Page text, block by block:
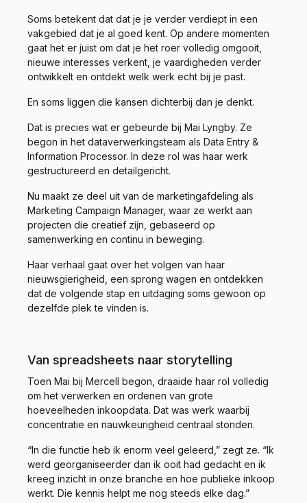
Soms betekent dat dat je je verder verdiept in een
vakgebied dat je al goed kent. Op andere momenten
gaat het er juist om dat je het roer volledig omgooit,
nieuwe interesses verkent, je vaardigheden verder
ontwikkelt en ontdekt welk werk echt bij je past.
En soms liggen die kansen dichterbij dan je denkt.
Dat is precies wat er gebeurde bij Mai Lyngby. Ze
begon in het dataverwerkingsteam als Data Entry &
Information Processor. In deze rol was haar werk
gestructureerd en detailgericht.
Nu maakt ze deel uit van de marketingafdeling als
Marketing Campaign Manager, waar ze werkt aan
projecten die creatief zijn, gebaseerd op
samenwerking en continu in beweging.
Haar verhaal gaat over het volgen van haar
nieuwsgierigheid, een sprong wagen en ontdekken
dat de volgende stap en uitdaging soms gewoon op
dezelfde plek te vinden is.
Van spreadsheets naar storytelling
Toen Mai bij Mercell begon, draaide haar rol volledig
om het verwerken en ordenen van grote
hoeveelheden inkoopdata. Dat was werk waarbij
concentratie en nauwkeurigheid centraal stonden.
“In die functie heb ik enorm veel geleerd,” zegt ze. “Ik
werd georganiseerder dan ik ooit had gedacht en ik
kreeg inzicht in onze branche en hoe publieke inkoop
werkt. Die kennis helpt me nog steeds elke dag.”